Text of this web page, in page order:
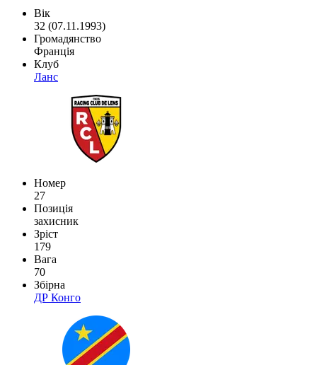
Вік
32 (07.11.1993)
Громадянство
Франція
Клуб
Ланс
Номер
27
Позиція
захисник
Зріст
179
Вага
70
Збірна
ДР Конго